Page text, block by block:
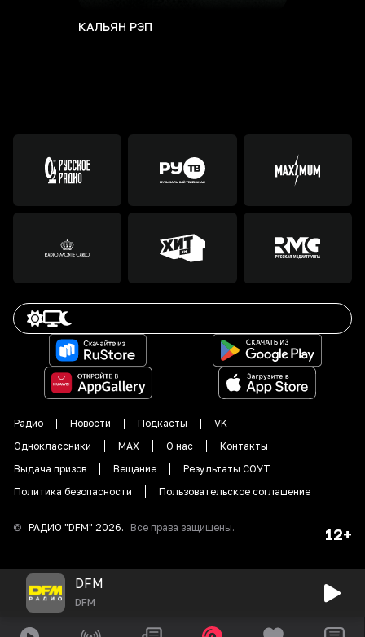
КАЛЬЯН РЭП
Радио Новости Подкасты
VK
Одноклассники
MAX О нас
Контакты
Выдача призов
Вещание
Результаты СОУТ
Политика безопасности
Пользовательское соглашение
© РАДИО "DFM" 2026. Все права защищены. 12+
DFM
DFM